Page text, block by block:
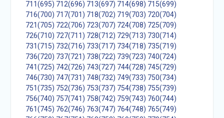
711(695) 712(696) 713(697) 714(698) 715(699)
716(700) 717(701) 718(702) 719(703) 720(704)
721(705) 722(706) 723(707) 724(708) 725(709)
726(710) 727(711) 728(712) 729(713) 730(714)
731(715) 732(716) 733(717) 734(718) 735(719)
736(720) 737(721) 738(722) 739(723) 740(724)
741(725) 742(726) 743(727) 744(728) 745(729)
746(730) 747(731) 748(732) 749(733) 750(734)
751(735) 752(736) 753(737) 754(738) 755(739)
756(740) 757(741) 758(742) 759(743) 760(744)
761(745) 762(746) 763(747) 764(748) 765(749)